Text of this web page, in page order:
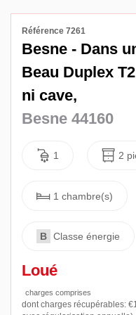
Avis
Contact
Référence 7261
Besne - Dans
Beau Duplex
ni cave,
Besne 44160
1 2
1 chambre(s)
B Classe énergie
Loué
charges comprises
dont charges récupérables: